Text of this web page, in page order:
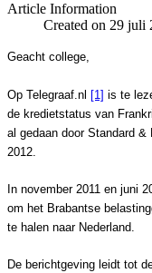
Article Information
Created on 29 juli
Geacht college,
Op Telegraaf.nl [1] is te
de kredietstatus van
al gedaan door Standard
2012.
In november 2011 en juni
om het Brabantse
te halen naar Nederland.
De berichtgeving leidt tot